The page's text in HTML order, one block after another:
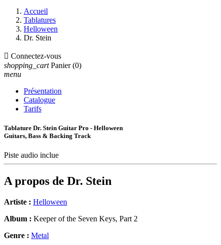
Accueil
Tablatures
Helloween
Dr. Stein
 Connectez-vous
shopping_cart Panier (0)
menu
Présentation
Catalogue
Tarifs
Tablature Dr. Stein Guitar Pro - Helloween
Guitars, Bass & Backing Track
Piste audio inclue
A propos de Dr. Stein
Artiste : Helloween
Album : Keeper of the Seven Keys, Part 2
Genre : Metal